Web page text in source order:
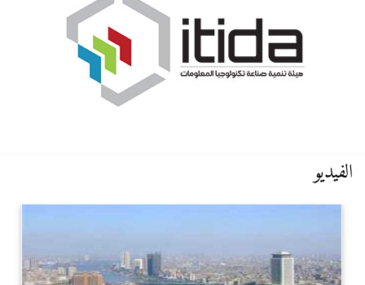
الفيديو